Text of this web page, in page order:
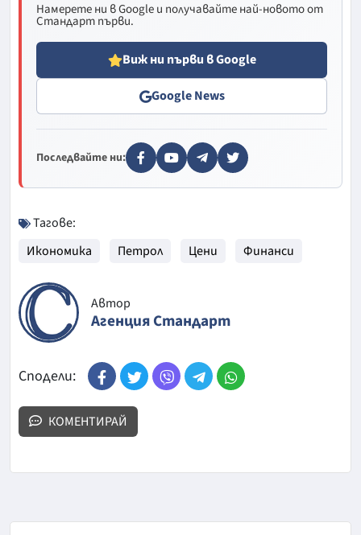
Намерете ни в Google и получавайте най-новото от
Стандарт първи.
Виж ни първи в Google
Google News
Последвайте ни:
Тагове:
Икономика
Петрол Цени Финанси
Автор
Агенция Стандарт
Сподели:
КОМЕНТИРАЙ